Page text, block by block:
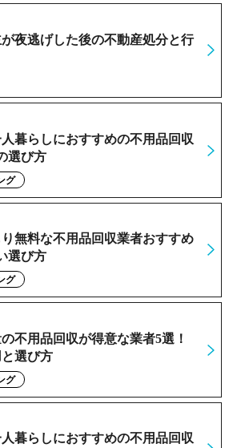
夜逃げした後の不動産処分と行
暮らしにおすすめの不用品回収
選び方
グ
無料な不用品回収業者おすすめ
選び方
グ
不用品回収が得意な業者5選！
選び方
グ
暮らしにおすすめの不用品回収